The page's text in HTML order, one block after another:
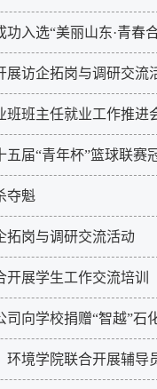
入选“美丽山东·青春
展访企拓岗与调研交流
班班主任就业工作推进
届“青年杯”篮球联赛
夺魁
拓岗与调研交流活动
展学生工作交流培训
司向学校捐赠“智越”石
境学院联合开展辅导